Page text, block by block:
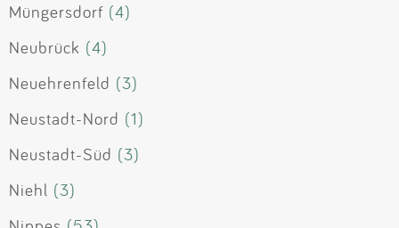
Müngersdorf (4)
Neubrück (4)
Neuehrenfeld (3)
Neustadt-Nord (1)
Neustadt-Süd (3)
Niehl (3)